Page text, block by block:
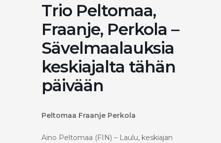
Trio Peltomaa,
Fraanje, Perkola –
Sävelmaalauksia
keskiajalta tähän
päivään
Peltomaa Fraanje Perkola
Aino Peltomaa (FIN) – Laulu, keskiajan